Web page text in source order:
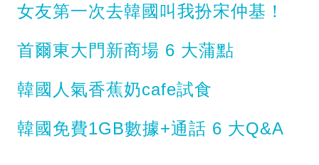
女友第一次去韓國叫我扮宋仲基！
首爾東大門新商場 6 大蒲點
韓國人氣香蕉奶cafe試食
韓國免費1GB數據+通話 6 大Q&A